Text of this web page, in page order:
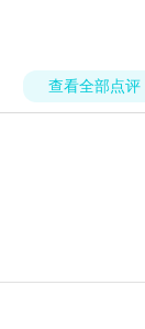
查看全部点评